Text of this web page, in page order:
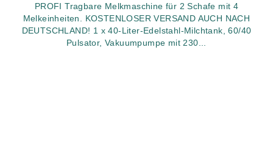
PROFI Tragbare Melkmaschine für 2 Schafe mit 4
Melkeinheiten. KOSTENLOSER VERSAND AUCH NACH
DEUTSCHLAND! 1 x 40-Liter-Edelstahl-Milchtank, 60/40
Pulsator, Vakuumpumpe mit 230...